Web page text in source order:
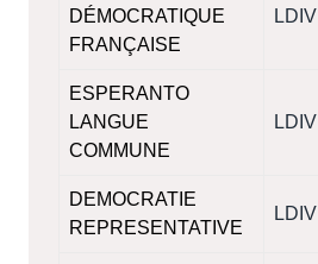
DÉMOCRATIQUE
FRANÇAISE
LDIV
ESPERANTO
LANGUE
COMMUNE
LDIV
DEMOCRATIE
REPRESENTATIVE
LDIV